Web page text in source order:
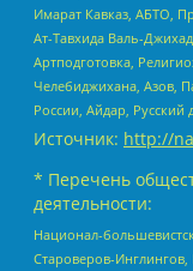
Имарат Кавказ, АБТО,
Ат-Тавхида Валь-
Артподготовка,
Челебиджихана, Азов,
России, Айдар,
Источник: http://
* Перечень
деятельности:
Национал-
Староверов-